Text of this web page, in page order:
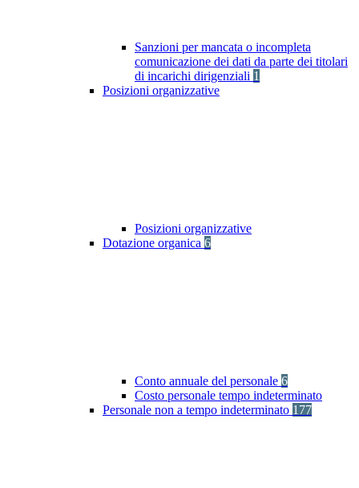
Sanzioni per mancata o incompleta
comunicazione dei dati da parte dei titolari
di incarichi dirigenziali 1
Posizioni organizzative
Posizioni organizzative
Dotazione organica 6
Conto annuale del personale 6
Costo personale tempo indeterminato
Personale non a tempo indeterminato 177